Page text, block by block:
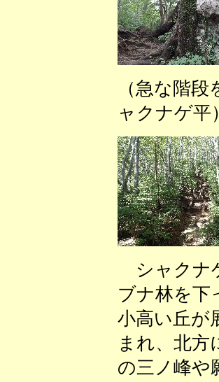
（急な階
ャクナゲ
シャクナ
ブナ林を下
小高い丘が
まれ、北方
の三ノ峰や